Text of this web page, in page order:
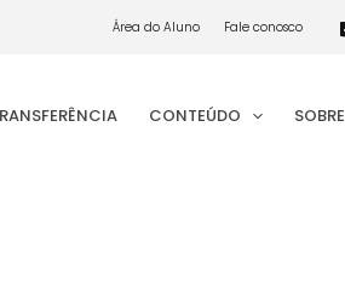
Área do Aluno Fale conosco
CONTEÚDO SOBRE